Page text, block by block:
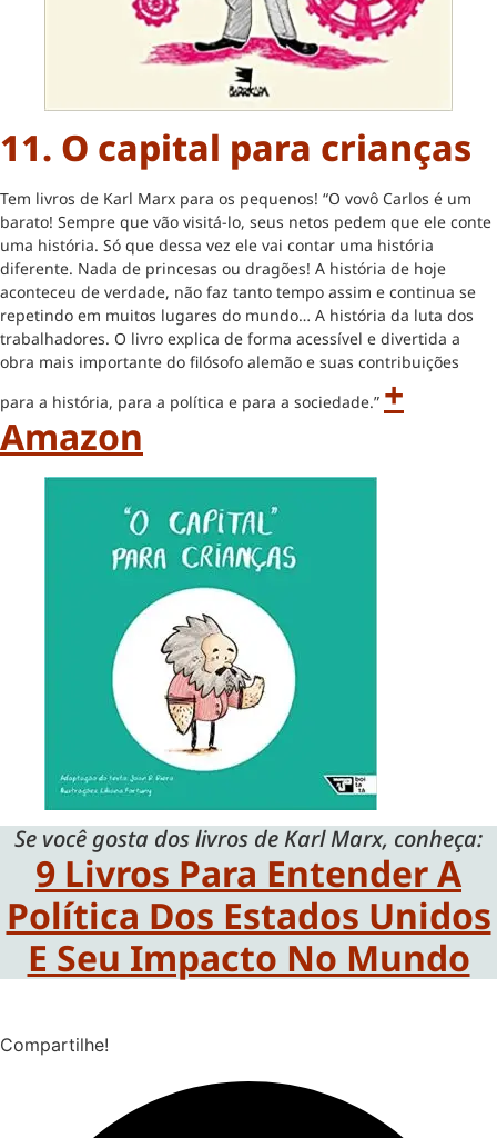
11. O capital para crianças
Tem livros de Karl Marx para os pequenos! “O vovô Carlos é um
barato! Sempre que vão visitá-lo, seus netos pedem que ele conte
uma história. Só que dessa vez ele vai contar uma história
diferente. Nada de princesas ou dragões! A história de hoje
aconteceu de verdade, não faz tanto tempo assim e continua se
repetindo em muitos lugares do mundo… A história da luta dos
trabalhadores. O livro explica de forma acessível e divertida a
obra mais importante do filósofo alemão e suas contribuições
para a história, para a política e para a sociedade.” +
Amazon
Se você gosta dos livros de Karl Marx, conheça:
9 Livros Para Entender A
Política Dos Estados Unidos
E Seu Impacto No Mundo
Compartilhe!